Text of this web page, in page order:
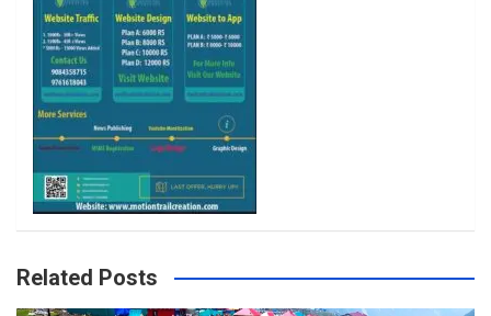
m
Related Posts